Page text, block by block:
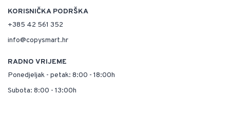
KORISNIČKA PODRŠKA
+385 42 561 352
info@copysmart.hr
RADNO VRIJEME
Ponedjeljak - petak: 8:00 - 18:00h
Subota: 8:00 - 13:00h